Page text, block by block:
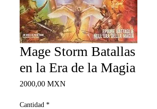
Mage Storm Batallas
en la Era de la Magia
2000,00 MXN
Cantidad *